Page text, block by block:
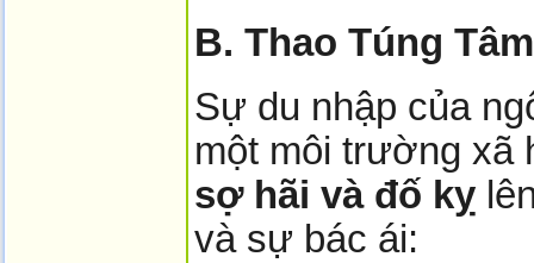
B. Thao Túng
Sự du nhập của
một môi trường xã
sợ hãi và đố kỵ
và sự bác ái: